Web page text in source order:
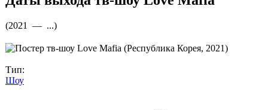
(2021 — ...)
Тип:
Шоу